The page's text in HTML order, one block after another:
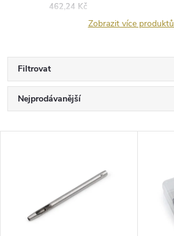
462,24 Kč
Zobrazit více produktů
Filtrovat
Ř
a
Nejprodávanější